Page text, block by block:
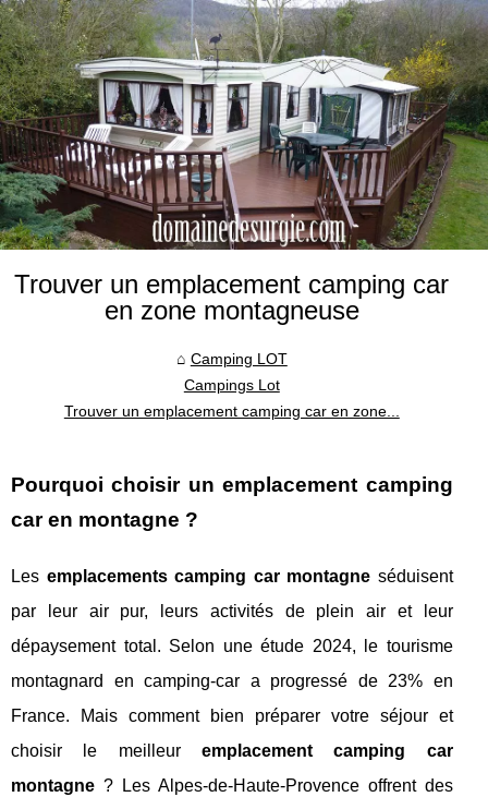
Trouver un emplacement camping car
en zone montagneuse
Camping LOT
Campings Lot
Trouver un emplacement camping car en zone...
Pourquoi choisir un emplacement camping
car en montagne ?
Les emplacements camping car montagne séduisent
par leur air pur, leurs activités de plein air et leur
dépaysement total. Selon une étude 2024, le tourisme
montagnard en camping-car a progressé de 23% en
France. Mais comment bien préparer votre séjour et
choisir le meilleur emplacement camping car
montagne ? Les Alpes-de-Haute-Provence offrent des